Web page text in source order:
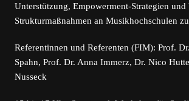
Unterstützung, Empowerment-Strategien und
Strukturmaßnahmen an Musikhochschulen
Referentinnen und Referenten (FIM): Prof.
Spahn, Prof. Dr. Anna Immerz, Dr. Nico
Nusseck